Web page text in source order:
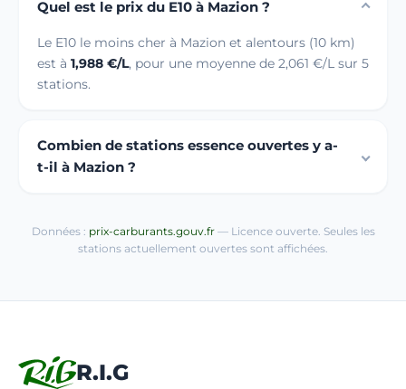
Quel est le prix du E10 à Mazion ?
Le E10 le moins cher à Mazion et alentours (10 km)
est à 1,988 €/L, pour une moyenne de 2,061 €/L sur 5
stations.
Combien de stations essence ouvertes y a-
t-il à Mazion ?
Données : prix-carburants.gouv.fr— Licence ouverte. Seules les
stations actuellement ouvertes sont affichées.
R.I.G